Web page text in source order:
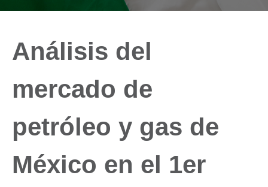
Análisis del
mercado de
petróleo y gas de
México en el 1er